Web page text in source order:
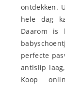
ontdekken.
hele dag
Daarom is
perfecte
antislip
Koop